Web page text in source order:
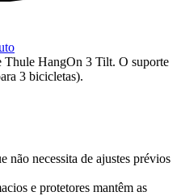
Thule HangOn 3 Tilt. O suporte
3 bicicletas).
não necessita de ajustes prévios
e protetores mantêm as